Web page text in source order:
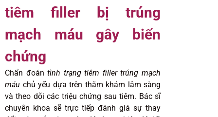
tiêm filler bị trúng
mạch máu gây biến
chứng
Chẩn đoántình trạng tiêm filler trúng mạch
máu chủ yếu dựa trên thăm khám lâm sàng
và theo dõi các triệu chứng sau tiêm. Bác sĩ
chuyên khoa sẽ trực tiếp đánh giá sự thay